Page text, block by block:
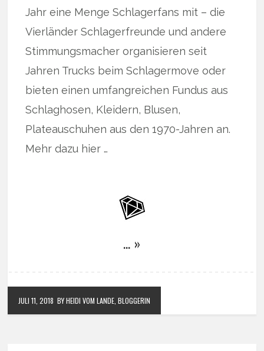
Jahr eine Menge Schlagerfans mit – die
Vierländer Schlagerfreunde und andere
Stimmungsmacher organisieren seit
Jahren Trucks beim Schlagermove oder
bieten einen umfangreichen Fundus aus
Schlaghosen, Kleidern, Blusen,
Plateauschuhen aus den 1970-Jahren an.
Mehr dazu hier …
… »
JULI 11, 2018 BY HEIDI VOM LANDE, BLOGGERIN